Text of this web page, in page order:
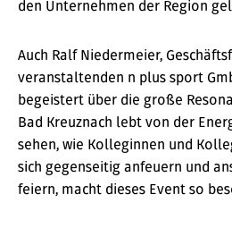
den Unternehmen der Region
Auch Ralf Niedermeier,
veranstaltenden n plus sport
begeistert über die große
Bad Kreuznach lebt von der
sehen, wie Kolleginnen und
sich gegenseitig anfeuern und
feiern, macht dieses Event so